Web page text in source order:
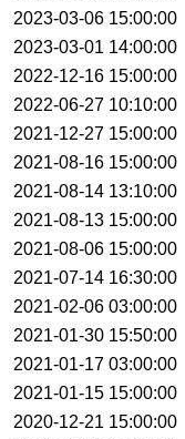
2023-03-06 15:00:00
2023-03-01 14:00:00
2022-12-16 15:00:00
2022-06-27 10:10:00
2021-12-27 15:00:00
2021-08-16 15:00:00
2021-08-14 13:10:00
2021-08-13 15:00:00
2021-08-06 15:00:00
2021-07-14 16:30:00
2021-02-06 03:00:00
2021-01-30 15:50:00
2021-01-17 03:00:00
2021-01-15 15:00:00
2020-12-21 15:00:00